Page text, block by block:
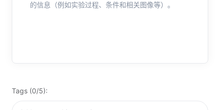
的信息（例如实验过程、条件和相关图像等）。
Tags (0/5):